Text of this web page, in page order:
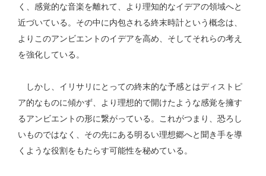
く、感覚的な音楽を離れて、より理知的なイデアの領域へと
近づいている。その中に内包される終末時計という概念は、
よりこのアンビエントのイデアを高め、そしてそれらの考え
を強化している。
しかし、イリサリにとっての終末的な予感とはディストピ
ア的なものに傾かず、より理想的で開けたような感覚を擁す
るアンビエントの形に繋がっている。これがつまり、恐ろし
いものではなく、その先にある明るい理想郷へと聞き手を導
くような役割をもたらす可能性を秘めている。